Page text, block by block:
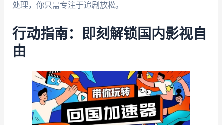
处理，你只需专注于追剧放松。
行动指南：即刻解锁国内影视自
由